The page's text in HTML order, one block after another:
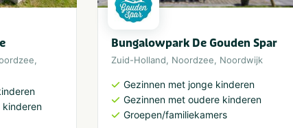
,
kinderen
Bungalowpark De Gouden Spar
Zuid-Holland, Noordzee, Noordwijk
Gezinnen met jonge kinderen
Gezinnen met oudere kinderen
Groepen/familiekamers